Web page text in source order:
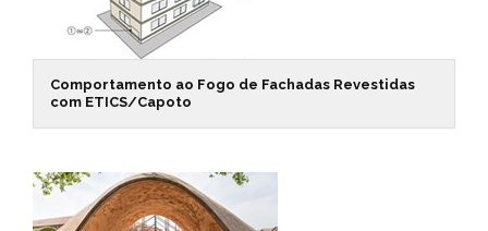
Comportamento ao Fogo de Fachadas Revestidas
com ETICS/Capoto